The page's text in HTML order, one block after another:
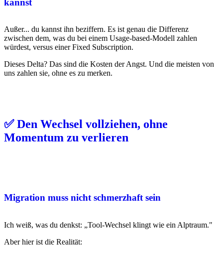
kannst
Außer... du kannst ihn beziffern. Es ist genau die Differenz
zwischen dem, was du bei einem Usage-based-Modell zahlen
würdest, versus einer Fixed Subscription.
Dieses Delta? Das sind die Kosten der Angst. Und die meisten von
uns zahlen sie, ohne es zu merken.
✅ Den Wechsel vollziehen, ohne
Momentum zu verlieren
Migration muss nicht schmerzhaft sein
Ich weiß, was du denkst: „Tool-Wechsel klingt wie ein Alptraum."
Aber hier ist die Realität: